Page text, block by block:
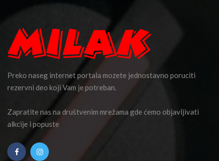
Preko naseg internet portala mozete jednostavno poruciti
rezervni deo koji Vam je potreban.
Zapratite nas na društvenim mrežama gde ćemo objavljivati
alkcije i popuste